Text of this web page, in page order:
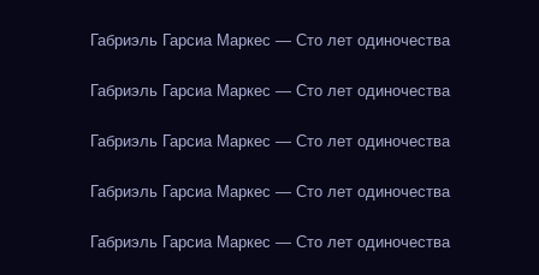
Габриэль Гарсиа Маркес — Сто лет одиночества
Габриэль Гарсиа Маркес — Сто лет одиночества
Габриэль Гарсиа Маркес — Сто лет одиночества
Габриэль Гарсиа Маркес — Сто лет одиночества
Габриэль Гарсиа Маркес — Сто лет одиночества